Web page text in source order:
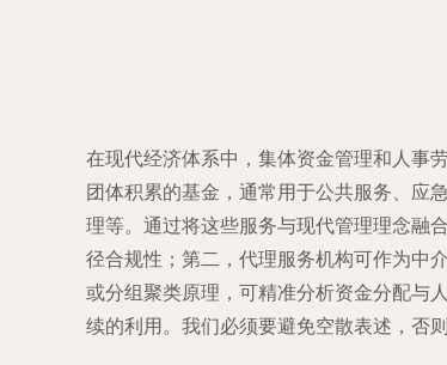
在现代经济体系中，集体资金管理和人事
团体积累的基金，通常用于公共服务、应
理等。通过将这些服务与现代管理理念融
径合规性；第二，代理服务机构可作为中
或分组聚类原理，可精准分析资金分配与
续的利用。我们必须要避免空散表述，否